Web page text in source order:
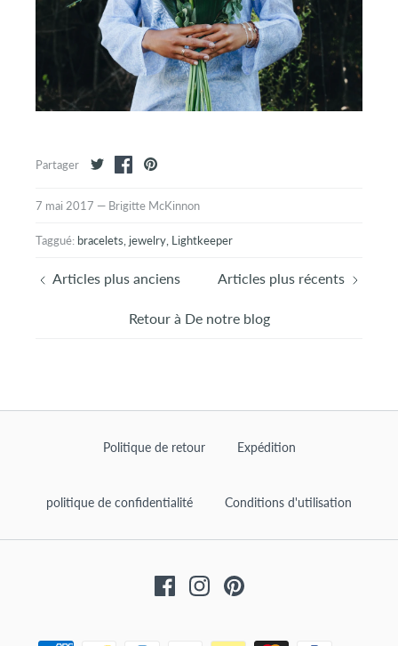
Partager
7 mai 2017 — Brigitte McKinnon
Taggué: bracelets jewelry Lightkeeper
Articles plus anciens
Retour à De notre blog
Articles plus récents
Politique de retour Expédition
politique de confidentialité Conditions d'utilisation
FacebookInstagramPinterest